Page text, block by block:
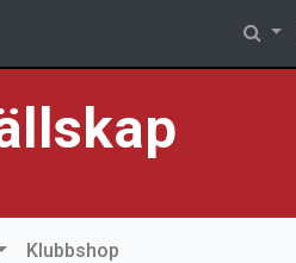
Klubbshop